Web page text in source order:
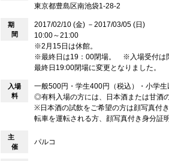
東京都豊島区南池袋1-28-2
期
間
2017/02/10 (金) －2017/03/05 (日)
10:00～21:00
※2月15日は休館。
※最終日は19：00閉場。 ※入場受付は
最終日19:00閉場に変更となりました。
入場
料
一般500円・学生400円（税込）・小学生
◎有料入場の方には、日本酒または甘酒
※日本酒の試飲をご希望の方は顔写真付
転車を運転される方、顔写真付き身分証
主
催
パルコ